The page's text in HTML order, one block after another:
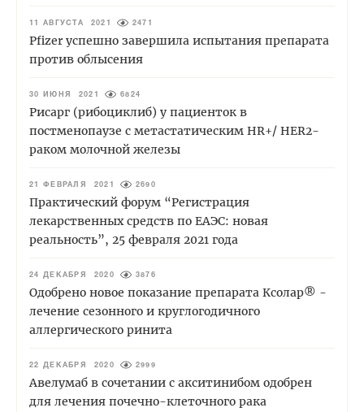
11 АВГУСТА 2021 2471
Pfizer успешно завершила испытания препарата
против облысения
30 ИЮНЯ 2021 6824
Рисарг (рибоциклиб) у пациенток в
постменопаузе с метастатическим HR+/ HER2-
раком молочной железы
21 ФЕВРАЛЯ 2021 2690
Практический форум “Регистрация
лекарственных средств по ЕАЭС: новая
реальность”, 25 февраля 2021 года
24 ДЕКАБРЯ 2020 3876
Одобрено новое показание препарата Кcолар® -
лечение сезонного и круглогодичного
аллергического ринита
22 ДЕКАБРЯ 2020 2999
Авелумаб в сочетании с акситинибом одобрен
для лечения почечно-клеточного рака